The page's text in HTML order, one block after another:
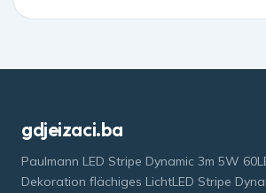
gdjeizaci.ba
Paulmann LED Stripe Dynamic 3m 5W
Dekoration flächiges LichtLED Stripe